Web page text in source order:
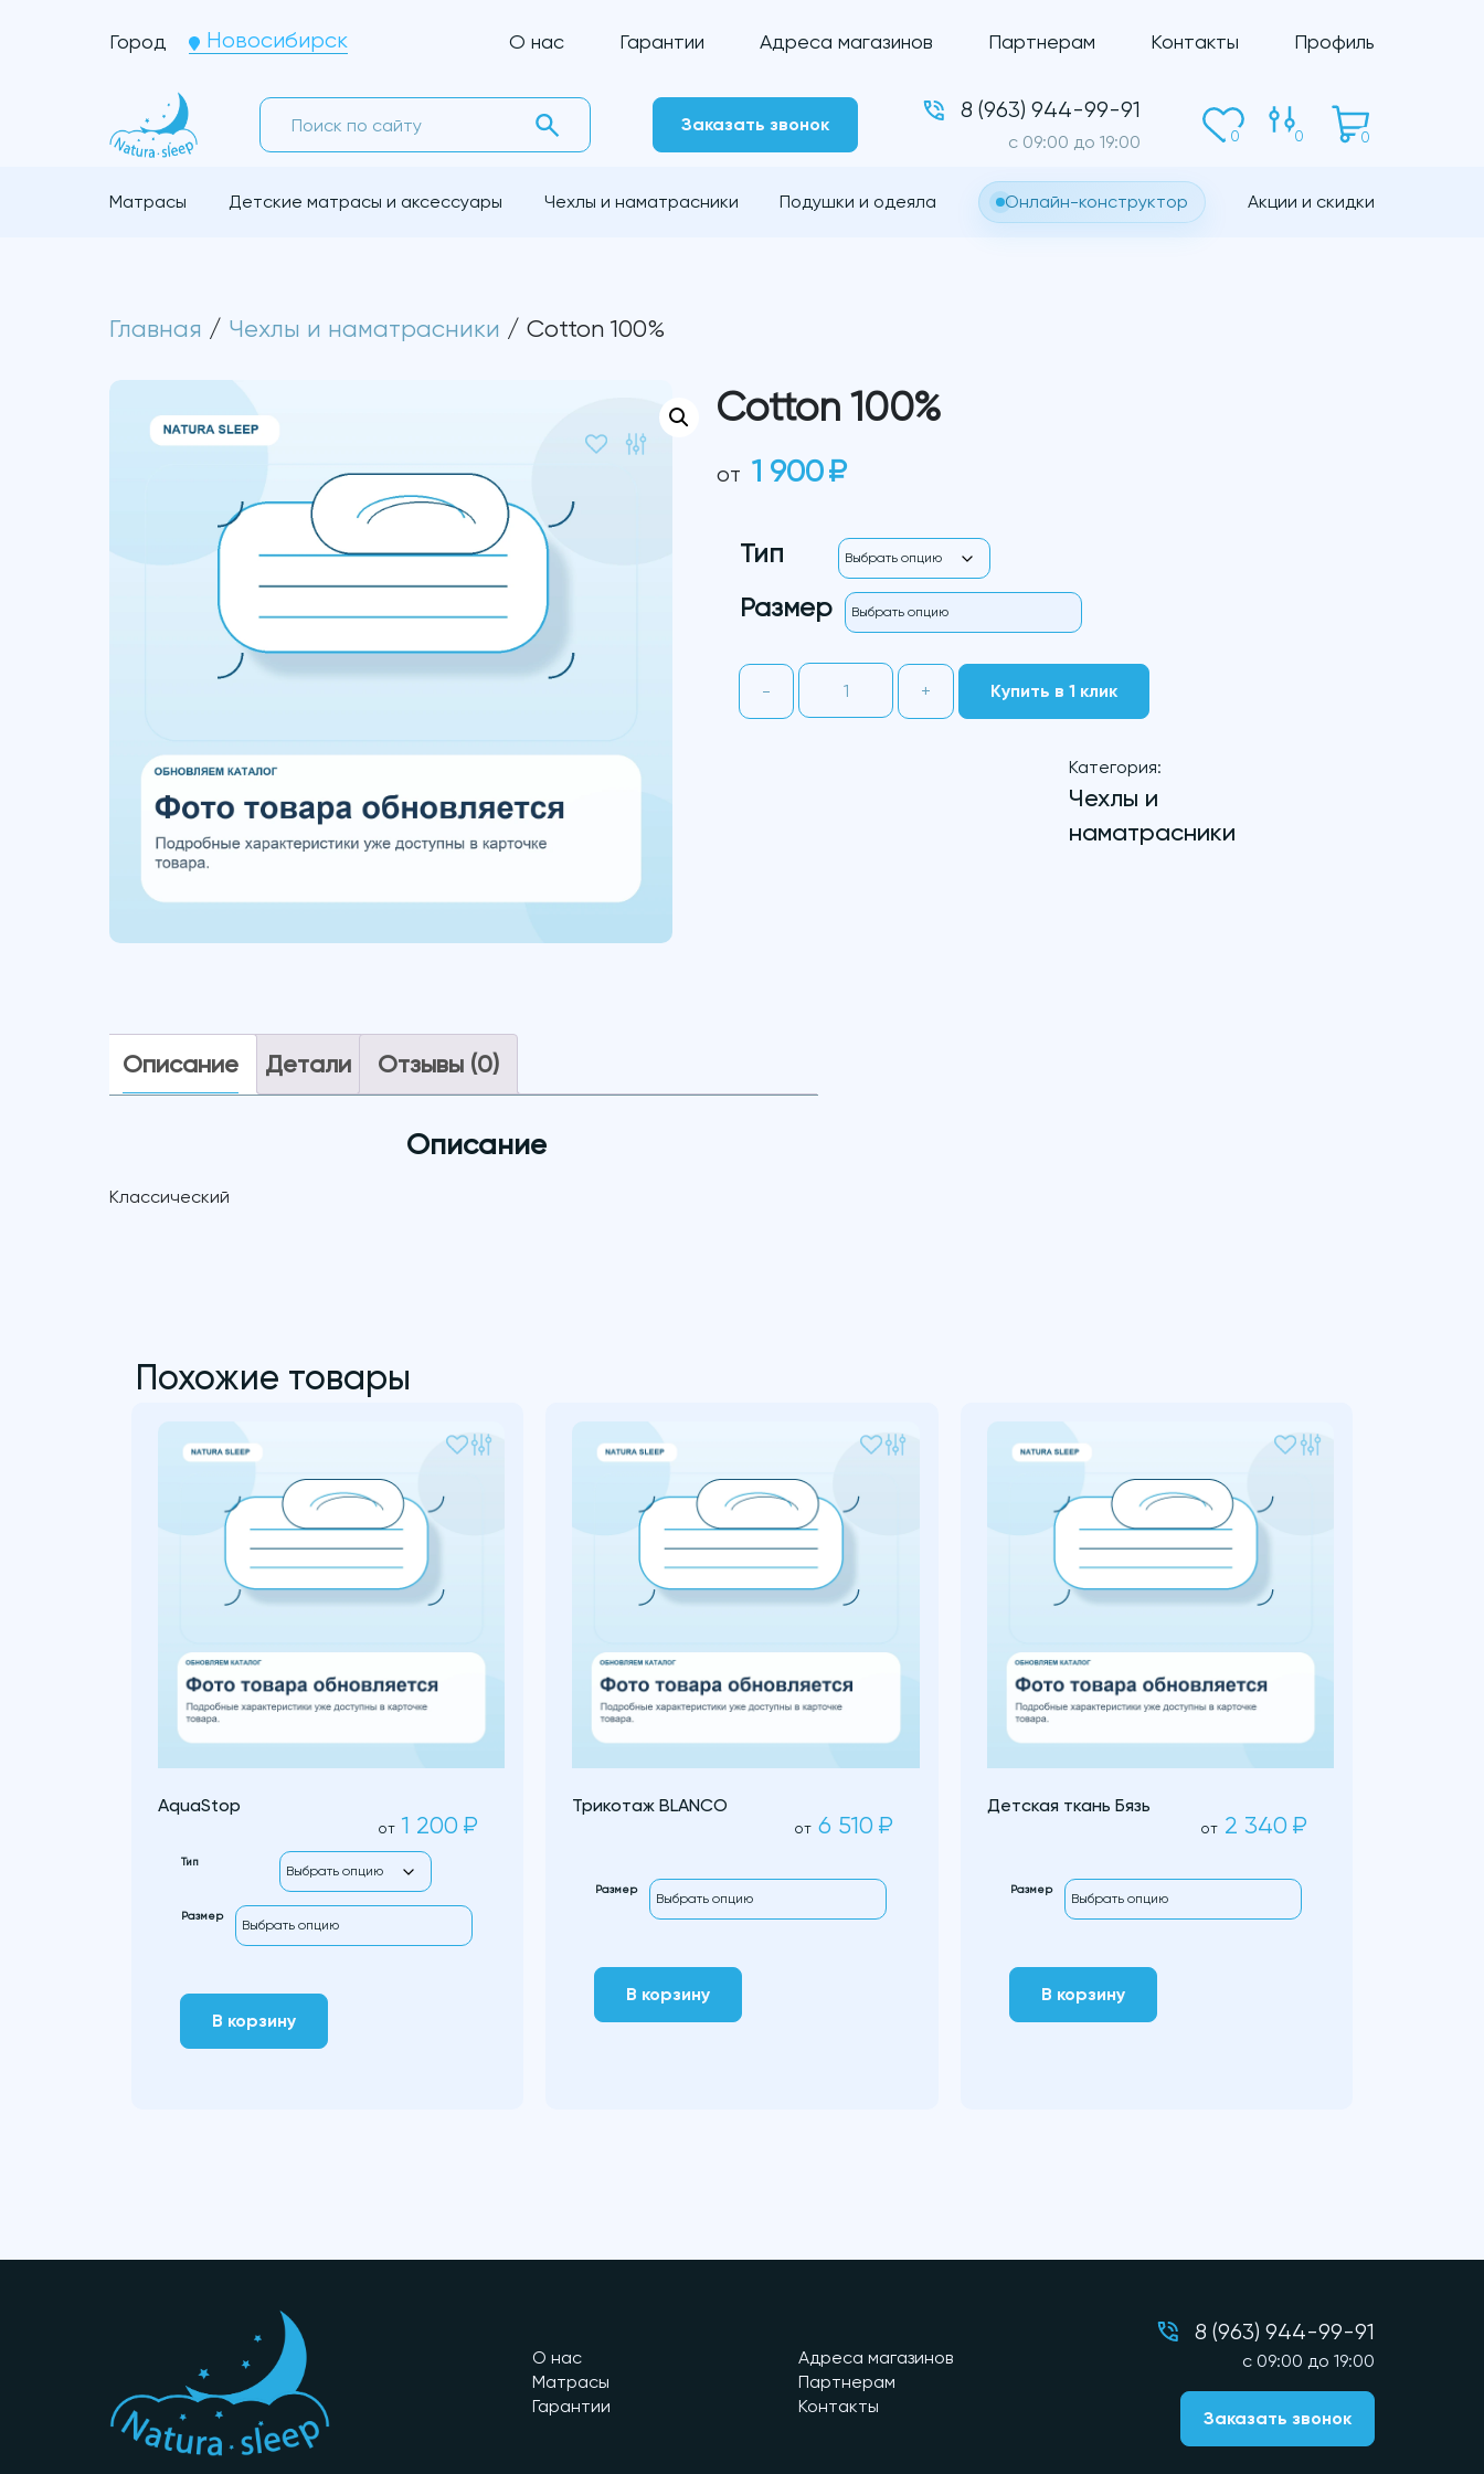
Город Новосибирск О нас Гарантии Адреса магазинов Партнерам Контакты Профиль
Заказать звонок
8 (963) 944-99-91
c 09:00 до 19:00 0 0 0
Матрасы Детские матрасы и аксессуары Чехлы и наматрасники Подушки и одеяла Онлайн-конструктор Акции и скидки
Главная / Чехлы и наматрасники / Cotton 100%
Cotton 100%
от 1 900₽
Тип
Размер
-
Количество
товара
+ Купить в 1 клик
Категория:
Чехлы и
наматрасники
Описание Детали Отзывы (0)
Описание
Классический
Похожие товары
AquaStop
от 1 200 ₽
Тип
Размер
В корзину
Трикотаж BLANCO
от 6 510 ₽
Размер
В корзину
Детская ткань Бязь
от 2 340 ₽
Размер
В корзину
О нас
Матрасы
Гарантии
Адреса магазинов
Партнерам
Контакты
8 (963) 944-99-91
c 09:00 до 19:00
Заказать звонок